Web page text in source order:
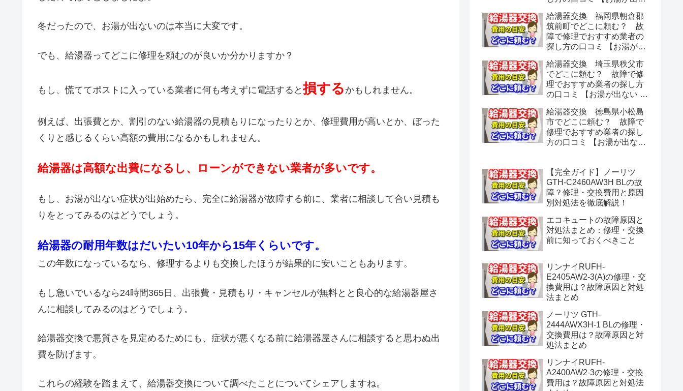
冬だったので、お湯が出ないのは本当に大変です。
でも、給湯器ってどこに修理を頼むのが良いか分かりますか？
もし、慌ててポストに入っている業者に何も考えずに電話すると損する かもしれません。
例えば、出張費とか、割引のない給湯器の見積もりになったりとか、修理費用が高いとか、ぼった
くりと感じるくらい高額の費用になるかもしれません。
給湯器は高額な出費になるし、ローンができない業者が多いです。
もし、お湯が出ない症状が出始めたら、完全に給湯器が故障する前に、業者に相談して合い見積も
りをとってみるのはどうでしょう。
給湯器の耐用年数はだいたい10年から15年くらいです。
この年数になっているなら、修理するよりも交換したほうが結果的に安いこともあります。
もし急いでいるなら24時間365日、出張費・見積もり・キャンセルが無料とと良心的な給湯器屋さ
んに相談してみるのはどうでしょう。
給湯器交換で悪質さを見定めるためにも、症状が悪くなる前に給湯器屋さんに相談すると思わぬ出
費を防げます。
これらの経験を踏まえて、給湯器交換について調べたことについてシェアしますね。
給湯器交換 福岡県朝倉郡
筑前町でどこに頼む？ 故
障で修理でおすすめ業者の
探し方の口コミ 【お湯が出
給湯器交換 埼玉県秩父市
でどこに頼む？ 故障で修
理でおすすめ業者の探し方
の口コミ 【お湯が出ない 水
給湯器交換 徳島県小松島
市でどこに頼む？ 故障で
修理でおすすめ業者の探し
方の口コミ 【お湯が出ない
【完全ガイド】ノーリツ
GTH-C2460AW3H BLの故
障？修理・交換費用と原因
別対処法を徹底解説！
エコキュートの故障原因と
対処法まとめ：修理・交換
前に知っておくべきこと
リンナイRUFH-
E2405AW2-3(A)の修理・交
換費用は？故障原因と対処
法まとめ
ノーリツ GTH-
2444AWX3H-1 BLの修理・
交換費用は？故障原因と対
処法まとめ
リンナイRUFH-
A2400AW2-3の修理・交換
費用は？故障原因と対処法